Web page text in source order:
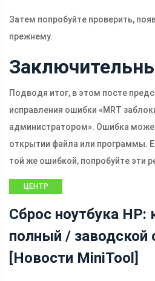
Затем попробуйте проверить,
прежнему.
Подводя итог, в этом посте
исправления ошибки «MRT
администратором». Ошибка
открытии файла или программы.
той же ошибкой, попробуйте эти
ЦЕНТР
MINITOOL
Сброс ноутбука HP:
полный / заводской
[Новости MiniTool]